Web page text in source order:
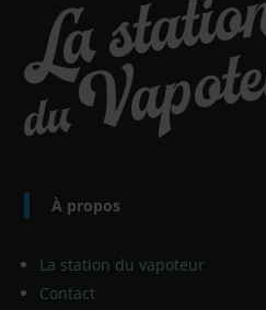
À propos
La station du vapoteur
Contact